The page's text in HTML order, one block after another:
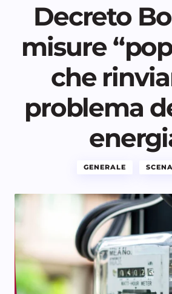
Decreto
misure
che
problema
GENERALE